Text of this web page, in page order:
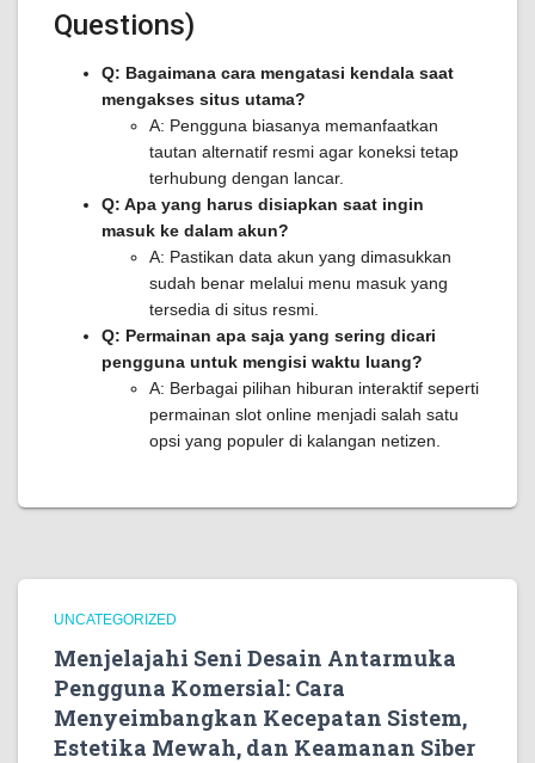
Questions)
Q: Bagaimana cara mengatasi kendala saat
mengakses situs utama?
A: Pengguna biasanya memanfaatkan
tautan alternatif resmi agar koneksi tetap
terhubung dengan lancar.
Q: Apa yang harus disiapkan saat ingin
masuk ke dalam akun?
A: Pastikan data akun yang dimasukkan
sudah benar melalui menu masuk yang
tersedia di situs resmi.
Q: Permainan apa saja yang sering dicari
pengguna untuk mengisi waktu luang?
A: Berbagai pilihan hiburan interaktif seperti
permainan slot online menjadi salah satu
opsi yang populer di kalangan netizen.
UNCATEGORIZED
Menjelajahi Seni Desain Antarmuka
Pengguna Komersial: Cara
Menyeimbangkan Kecepatan Sistem,
Estetika Mewah, dan Keamanan Siber